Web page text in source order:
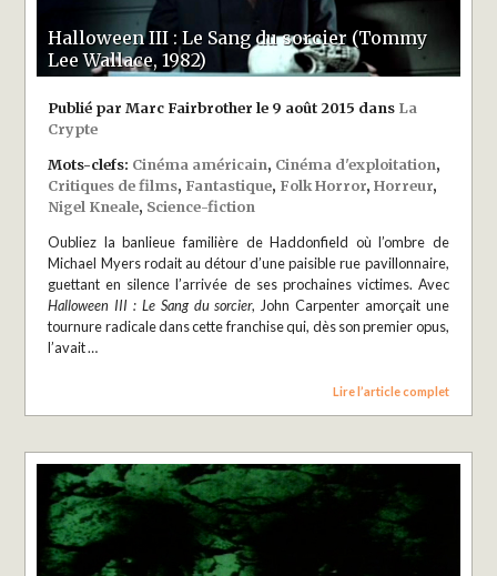
Halloween III : Le Sang du sorcier (Tommy
Lee Wallace, 1982)
Publié par Marc Fairbrother le 9 août 2015 dans La
Crypte
Mots-clefs: Cinéma américain, Cinéma d'exploitation,
Critiques de films, Fantastique, Folk Horror,Horreur,
Nigel Kneale, Science-fiction
Oubliez la banlieue familière de Haddonfield où l’ombre de
Michael Myers rodait au détour d’une paisible rue pavillonnaire,
guettant en silence l’arrivée de ses prochaines victimes. Avec
Halloween III : Le Sang du sorcier, John Carpenter amorçait une
tournure radicale dans cette franchise qui, dès son premier opus,
l’avait …
Lire l’article complet